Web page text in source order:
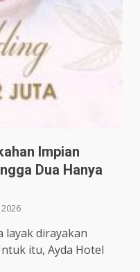
Impian
Dua Hanya
layak dirayakan
itu, Ayda Hotel